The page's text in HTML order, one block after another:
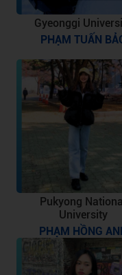
Gyeonggi
PHẠM TUẤN
Pukyong National
University
PHẠM HỒNG